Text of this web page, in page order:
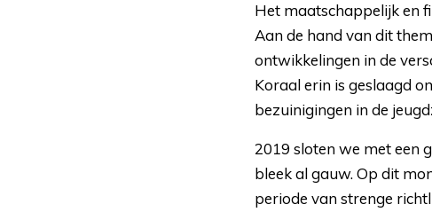
Het maatschappelijk en
Aan de hand van dit
ontwikkelingen in de
Koraal erin is geslaagd
bezuinigingen in de
2019 sloten we met een
bleek al gauw. Op dit
periode van strenge